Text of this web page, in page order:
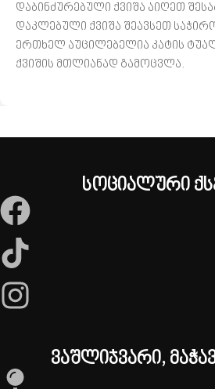
დაბინძურებული ქვიშა აიღეთ
დაკლებული ქვიშა შეავსეთ
ერთხელ აუცილებელია კატის
ქვიშის მთლიანად გამოცვლა.
სოციალური
ვაშლიჯვარი,